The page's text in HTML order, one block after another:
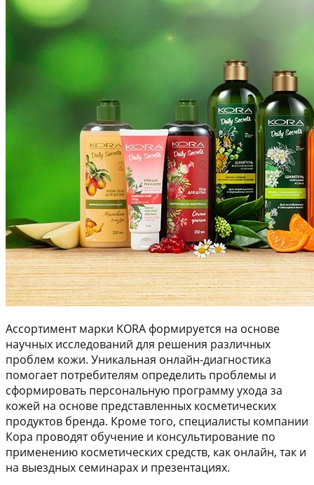
Ассортимент марки KORA формируется на основе
научных исследований для решения различных
проблем кожи. Уникальная онлайн-диагностика
помогает потребителям определить проблемы и
сформировать персональную программу ухода за
кожей на основе представленных косметических
продуктов бренда. Кроме того, специалисты компании
Кора проводят обучение и консультирование по
применению косметических средств, как онлайн, так и
на выездных семинарах и презентациях.